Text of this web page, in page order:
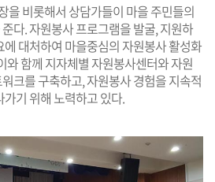
을 비롯해서 상담가들이 마을 주민들의
다. 자원봉사 프로그램을 발굴, 지원하
대처하여 마을중심의 자원봉사 활성화
와 함께 지자체별 자원봉사센터와 자원
크를 구축하고, 자원봉사 경험을 지속적
기 위해 노력하고 있다.